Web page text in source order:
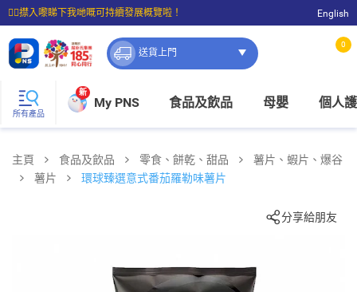
☝🏼㩒入嚟睇下我哋嘅可持續發展概覽啦！
⭐購物滿$399即享免費送貨；滿$100即可免費店取。
English
送貨上門
0
所有產品
新
My PNS 食品及飲品 母嬰 個人
主頁 食品及飲品 零食、餅乾、甜品
薯片、蝦片、爆谷
薯片
環球臻選意式番茄羅勒味薯片
分享給朋友